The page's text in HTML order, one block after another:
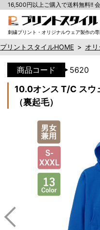
刺繍プリント・オリジナルウェア製作の
16,500円以上ご購入で送料無料!!
プリントスタイルHOME > オ
商品コード 5620
10.0オンス T/C スウ
（裏起毛）